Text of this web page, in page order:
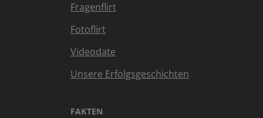
Fragenflirt
Fotoflirt
Videodate
Unsere Erfolgsgeschichten
FAKTEN